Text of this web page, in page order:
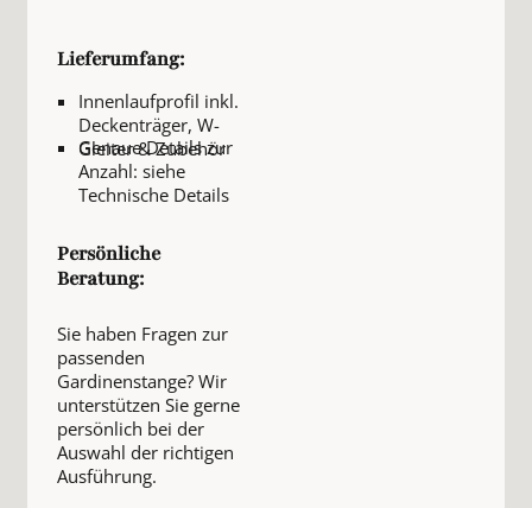
Lieferumfang:
Innenlaufprofil inkl.
Deckenträger, W-
Gleiter & Zubehör
Genaue Details zur
Anzahl: siehe
Technische Details
Persönliche
Beratung:
Sie haben Fragen zur
passenden
Gardinenstange? Wir
unterstützen Sie gerne
persönlich bei der
Auswahl der richtigen
Ausführung.